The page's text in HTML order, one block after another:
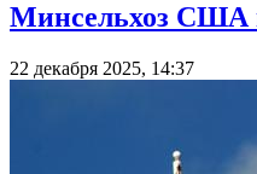
Минсельхоз США
22 декабря 2025, 14:37